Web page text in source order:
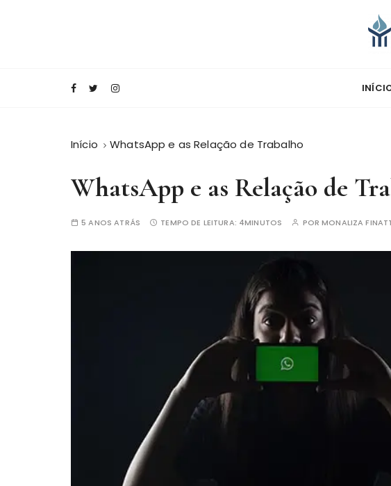
Blog Editora Mizuno
Início WhatsApp e as Relação de Trabalho
WhatsApp e as Relação de
5 ANOS ATRÁS TEMPO DE LEITURA: 4MINUTOS PORMONALIZA